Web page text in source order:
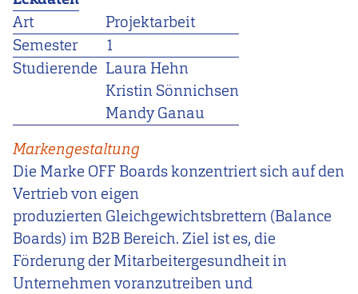
Art
Projektarbeit
Semester
1
Studierende Laura Hehn
Kristin Sönnichsen
Mandy Ganau
Markengestaltung
Die Marke OFF Boards konzentriert sich auf den
Vertrieb von eigen
produzierten Gleichgewichtsbrettern (Balance
Boards)​ im B2B Bereich. Ziel ist es, die
Förderung der Mitarbeitergesundheit in
Unternehmen voranzutreiben und